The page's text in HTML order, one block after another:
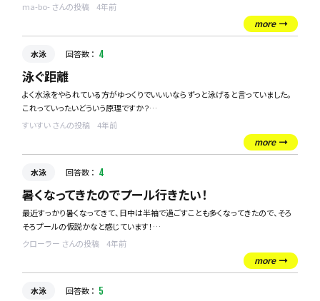
練習で克服した方、直し方教えてください！
ma-bo- さんの投稿
4年前
more
水泳 回答数 ： 4
泳ぐ距離
よく水泳をやられている方がゆっくりでいいいならずっと泳げると言っていました。
これっていったいどういう原理ですか？
すぐしんどくなるのですが、長いことやっているとずっと泳いでいられるようになる
すいすい さんの投稿
4年前
more
水泳 回答数 ： 4
暑くなってきたのでプール行きたい！
最近すっかり暑くなってきて、日中は半袖で過ごすことも多くなってきたので、そろ
そろプールの仮説かなと感じています！
プールって、ジムのプールだったり、市民開放のプールだったり、遊びで行くような
プールだったり、いろんな種類がありますが、みなさんはどんなプールによく行きま
クローラー さんの投稿
4年前
more
水泳 回答数 ： 5